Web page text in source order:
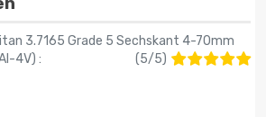
3.7165 Grade 5 Sechskant 4-70mm
4V) : (5/5)